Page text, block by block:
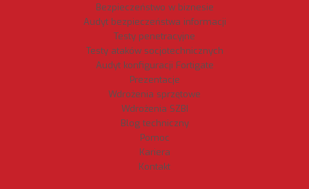
Bezpieczeństwo w biznesie
Audyt bezpieczeństwa informacji
Testy penetracyjne
Testy ataków socjotechnicznych
Audyt konfiguracji Fortigate
Prezentacje
Wdrożenia sprzętowe
Wdrożenia SZBI
Blog techniczny
Pomoc
Kariera
Kontakt